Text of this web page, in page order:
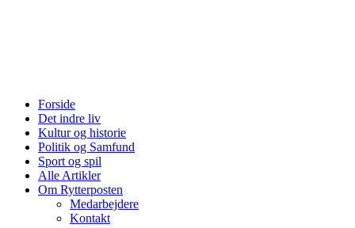
Forside
Det indre liv
Kultur og historie
Politik og Samfund
Sport og spil
Alle Artikler
Om Rytterposten
Medarbejdere
Kontakt